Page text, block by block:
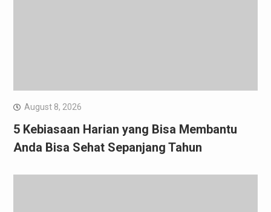
August 8, 2026
5 Kebiasaan Harian yang Bisa Membantu
Anda Bisa Sehat Sepanjang Tahun